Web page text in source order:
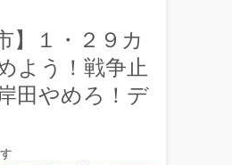
】１・２９カ
よう！戦争止
田やめろ！デ